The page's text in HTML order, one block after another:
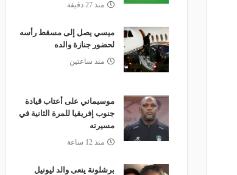
منذ 27 دقيقة
ميسي يصل إلى مسقط رأسه
لحضور جنازة والده
منذ ساعتين
موسيماني على أعتاب قيادة
جنوب إفريقيا للمرة الثانية في
مسيرته
منذ 12 ساعة
برشلونة ينعى والد ليونيل